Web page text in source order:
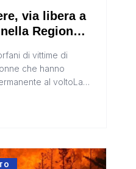
via libera a
Regione
di vittime di
che hanno
al voltoLa
term...